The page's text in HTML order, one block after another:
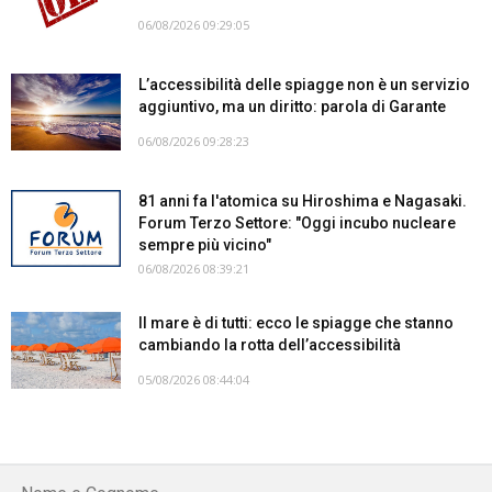
06/08/2026 09:29:05
L’accessibilità delle spiagge non è un servizio
aggiuntivo, ma un diritto: parola di Garante
06/08/2026 09:28:23
81 anni fa l'atomica su Hiroshima e Nagasaki.
Forum Terzo Settore: "Oggi incubo nucleare
sempre più vicino"
06/08/2026 08:39:21
Il mare è di tutti: ecco le spiagge che stanno
cambiando la rotta dell’accessibilità
05/08/2026 08:44:04